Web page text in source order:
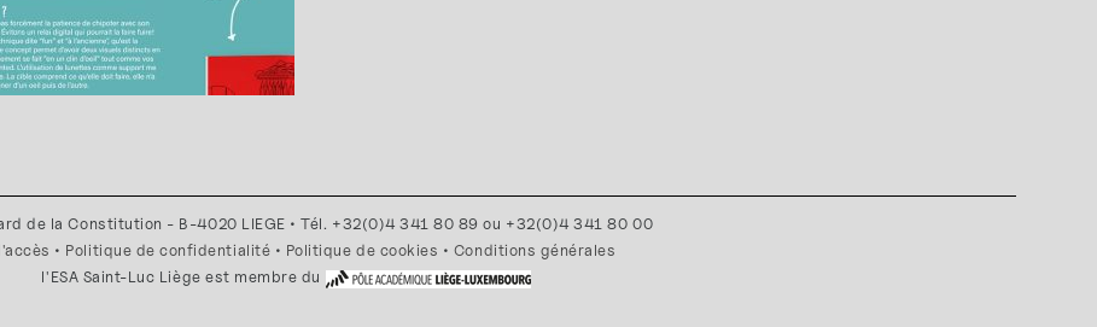
de la Constitution - B-4020 LIEGE • Tél. +32(0)4 341 80 89 ou +32(0)4 341 80 00
• Politique de confidentialité • Politique de cookies • Conditions générales
l'ESA Saint-Luc Liège est membre du